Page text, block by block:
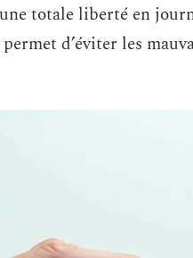
totale liberté en
d’éviter les